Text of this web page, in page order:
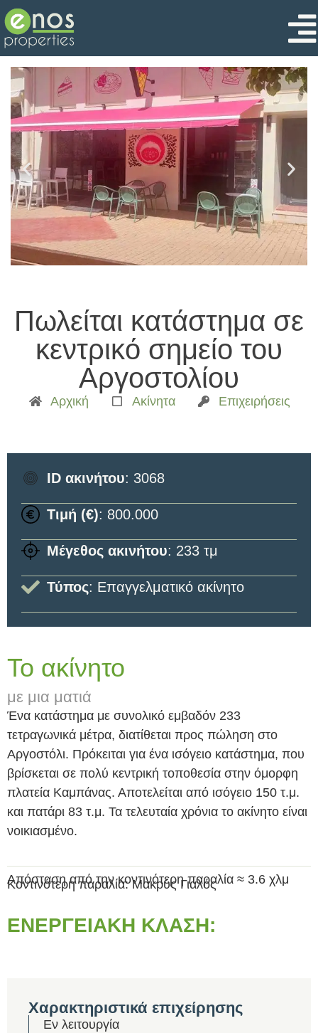
Πωλείται κατάστημα σε
κεντρικό σημείο του
Αργοστολίου
Αρχική Ακίνητα Επιχειρήσεις
ID ακινήτου: 3068
Τιμή (€): 800.000
Μέγεθος ακινήτου: 233 τμ
Τύπος: Επαγγελματικό ακίνητο
Το ακίνητο
με μια ματιά
Ένα κατάστημα με συνολικό εμβαδόν 233
τετραγωνικά μέτρα, διατίθεται προς πώληση στο
Αργοστόλι. Πρόκειται για ένα ισόγειο κατάστημα, που
βρίσκεται σε πολύ κεντρική τοποθεσία στην όμορφη
πλατεία Καμπάνας. Αποτελείται από ισόγειο 150 τ.μ.
και πατάρι 83 τ.μ. Τα τελευταία χρόνια το ακίνητο είναι
νοικιασμένο.
Απόσταση από την κοντινότερη παραλία ≈ 3.6 χλμ
Κοντινότερη παραλία: Μακρύς Γιαλός
ΕΝΕΡΓΕΙΑΚΉ ΚΛΆΣΗ:
Χαρακτηριστικά επιχείρησης
Εν λειτουργία